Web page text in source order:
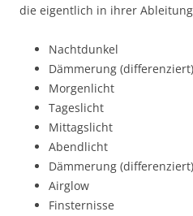
die eigentlich in ihrer Ableitung
Nachtdunkel
Dämmerung (differenziert)
Morgenlicht
Tageslicht
Mittagslicht
Abendlicht
Dämmerung (differenziert)
Airglow
Finsternisse